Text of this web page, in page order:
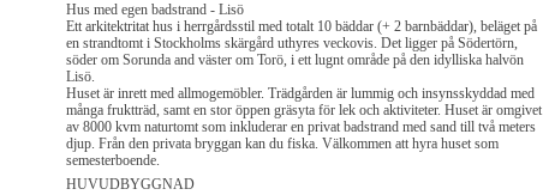
Hus med egen badstrand - Lisö
Ett arkitektritat hus i herrgårdsstil med totalt 10 bäddar (+ 2 barnbäddar), beläget på
en strandtomt i Stockholms skärgård uthyres veckovis. Det ligger på Södertörn,
söder om Sorunda and väster om Torö, i ett lugnt område på den idylliska halvön
Lisö.
Huset är inrett med allmogemöbler. Trädgården är lummig och insynsskyddad med
många fruktträd, samt en stor öppen gräsyta för lek och aktiviteter. Huset är omgivet
av 8000 kvm naturtomt som inkluderar en privat badstrand med sand till två meters
djup. Från den privata bryggan kan du fiska. Välkommen att hyra huset som
semesterboende.
HUVUDBYGGNAD